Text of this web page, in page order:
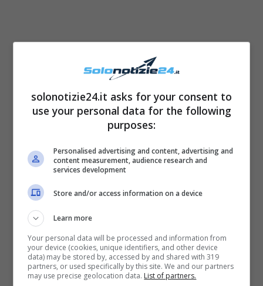
solonotizie24.it asks for your consent to
use your personal data for the following
purposes:
Personalised advertising and content, advertising and
content measurement, audience research and
services development
Store and/or access information on a device
Learn more
Your personal data will be processed and information from
your device (cookies, unique identifiers, and other device
data) may be stored by, accessed by and shared with 319
partners, or used specifically by this site. We and our partners
may use precise geolocation data. List of partners.